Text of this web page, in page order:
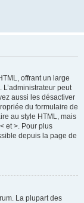
offrant un large
peut
aussi les désactiver
du formulaire de
au style HTML, mais
et >. Pour plus
depuis la page de
La plupart des